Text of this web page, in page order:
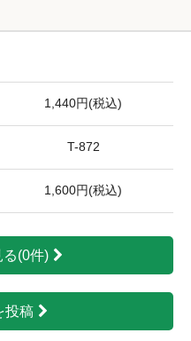
1,440円(税込)
T-872
1,600円(税込)
る(0件)
投稿